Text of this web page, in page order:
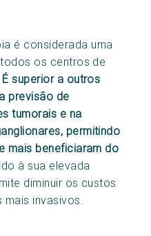
é considerada uma
os centros de
É superior a outros
previsão de
tumorais e na
permitindo
mais beneficiaram do
à sua elevada
diminuir os custos
invasivos.